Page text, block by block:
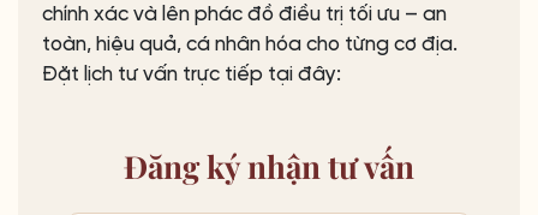
chính xác và lên phác đồ điều trị tối ưu – an
toàn, hiệu quả, cá nhân hóa cho từng cơ địa.
Đặt lịch tư vấn trực tiếp tại đây:
Đăng kýnhận tư vấn